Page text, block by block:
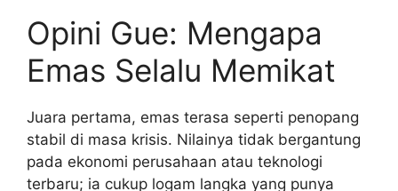
Opini Gue: Mengapa
Emas Selalu Memikat
Juara pertama, emas terasa seperti penopang
stabil di masa krisis. Nilainya tidak bergantung
pada ekonomi perusahaan atau teknologi
terbaru; ia cukup logam langka yang punya